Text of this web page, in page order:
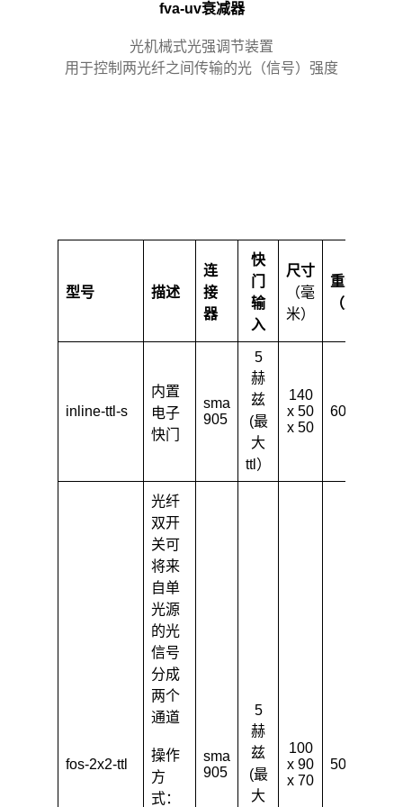
fva-uv衰减器
光机械式光强调节装置
用于控制两光纤之间传输的光（信号）强度
型号 描述
连
接
器
快
门
输
入
尺寸
（毫
米）
重量
（克）
inline-ttl-s
内置
电子
快门
sma
905
5
赫
兹
(最
大
ttl）
140
x 50
x 50
600
fos-2x2-ttl
光纤
双开
关可
将来
自单
光源
的光
信号
分成
两个
通道
‌操作
方
式‌：
sma
905
5
赫
兹
(最
大
100
x 90
x 70
500